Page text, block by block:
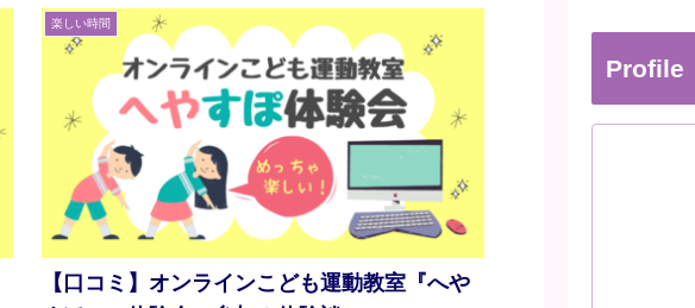
楽しい時間
【口コミ】オンラインこども運動教室『へや
Profile